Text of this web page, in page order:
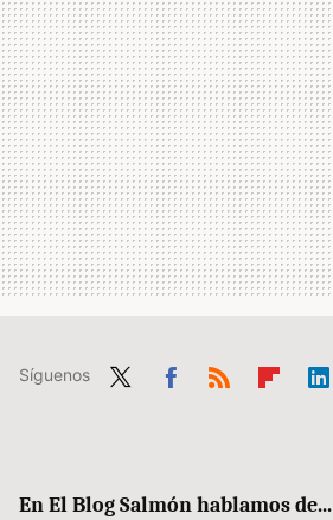
Síguenos
En El Blog Salmón hablamos de...